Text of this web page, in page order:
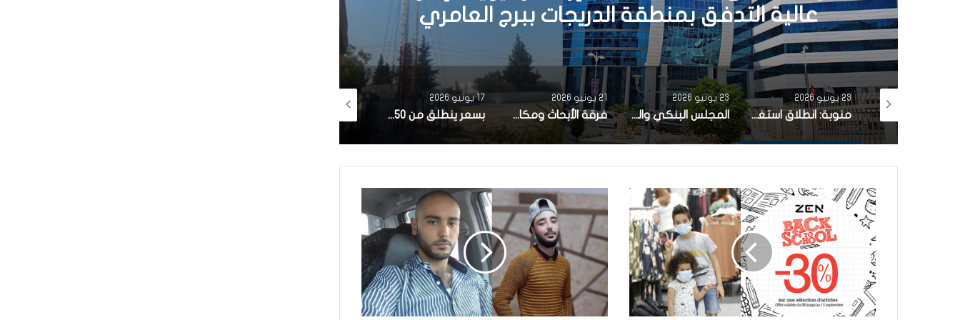
عالية التدفق بمنطقة الدريجات ببرج العامري
تتويج بنك الBIAT من قبل Global Finance كافضل بنك في لسوق الصرف بتونس
23 يونيو 2026
منوبة: انطلاق استغلال محطة إرسال راديوية للإنترنات عالية التدفق بمنطقة الدريجات ببرج العامري
23 يونيو 2026
المجلس البنكي والمالي: الإضراب القطاعي في البنوك ومؤسسات التامين غير مبرر بعد صرف الزيادات بعنوان سنة 2026 وندعو إلى ضمان استمرارية الخدمات
21 يونيو 2026
فرقة الأبحاث ومكافحة التهرب الجبائي تطلق تحقيق في شبهات تلاعب بالأسعار في قطاع إنتاج الملح تشمل 14 شركة ناشطة بالمجال ..
17 يونيو 2026
بسعر ينطلق من 54.950 ألف دينار.. السيارة الكهربائية MG4 URBAN تدخل السوق التونسية بمدى يصل إلى 420 كلم وتجهيزات متطورة